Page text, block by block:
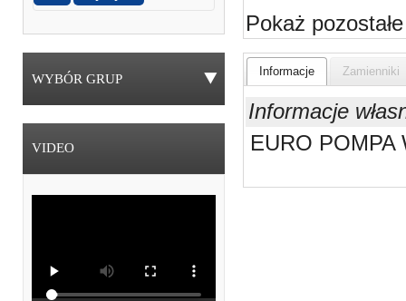
WYBÓR GRUP
VIDEO
Pokaż pozostałe
Informacje Zamienniki
Informacje
EURO POMPA